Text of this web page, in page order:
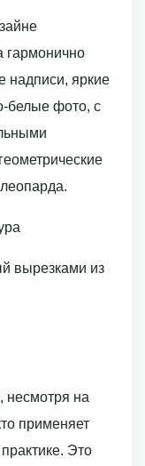
гармонично
надписи, яркие
белые фото, с
вырезками из
несмотря на
применяет
Это